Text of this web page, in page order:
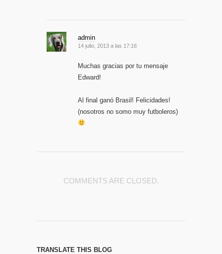
admin
14 julio, 2013 a las 17:16
Muchas gracias por tu mensaje
Edward!
Al final ganó Brasil! Felicidades!
(nosotros no somo muy futboleros)
COMMENTS ARE CLOSED.
TRANSLATE THIS BLOG